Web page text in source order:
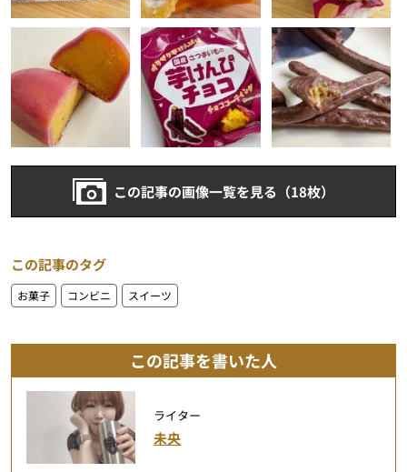
この記事の画像一覧を見る（18枚）
この記事のタグ
お菓子 コンビニ スイーツ
この記事を書いた人
ライター
未央